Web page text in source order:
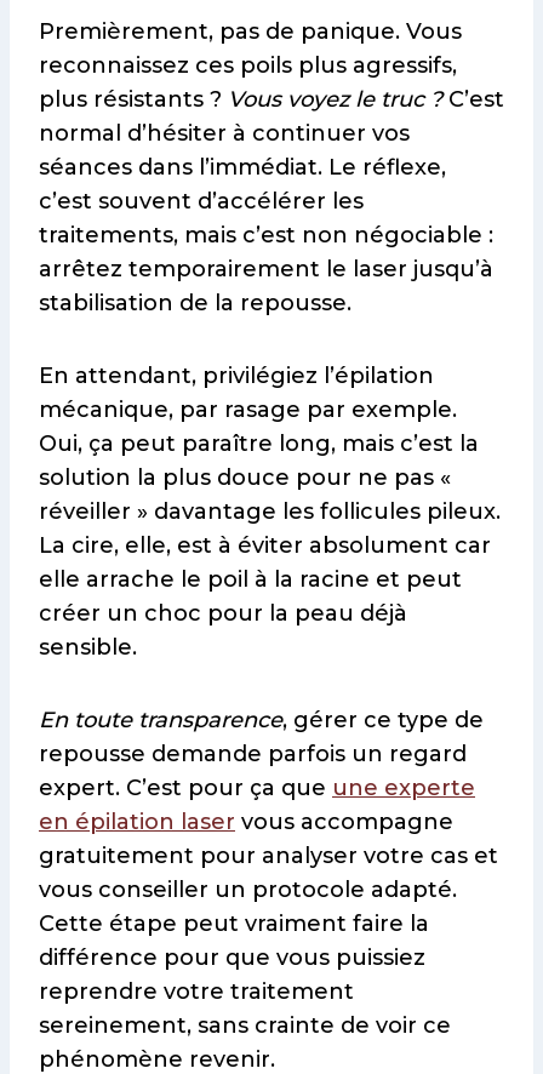
Premièrement, pas de panique. Vous
reconnaissez ces poils plus agressifs,
plus résistants ? Vous voyez le truc ?C’est
normal d’hésiter à continuer vos
séances dans l’immédiat. Le réflexe,
c’est souvent d’accélérer les
traitements, mais c’est non négociable :
arrêtez temporairement le laser jusqu’à
stabilisation de la repousse.
En attendant, privilégiez l’épilation
mécanique, par rasage par exemple.
Oui, ça peut paraître long, mais c’est la
solution la plus douce pour ne pas «
réveiller » davantage les follicules pileux.
La cire, elle, est à éviter absolument car
elle arrache le poil à la racine et peut
créer un choc pour la peau déjà
sensible.
En toute transparence, gérer ce type de
repousse demande parfois un regard
expert. C’est pour ça que une experte
en épilation laser vous accompagne
gratuitement pour analyser votre cas et
vous conseiller un protocole adapté.
Cette étape peut vraiment faire la
différence pour que vous puissiez
reprendre votre traitement
sereinement, sans crainte de voir ce
phénomène revenir.